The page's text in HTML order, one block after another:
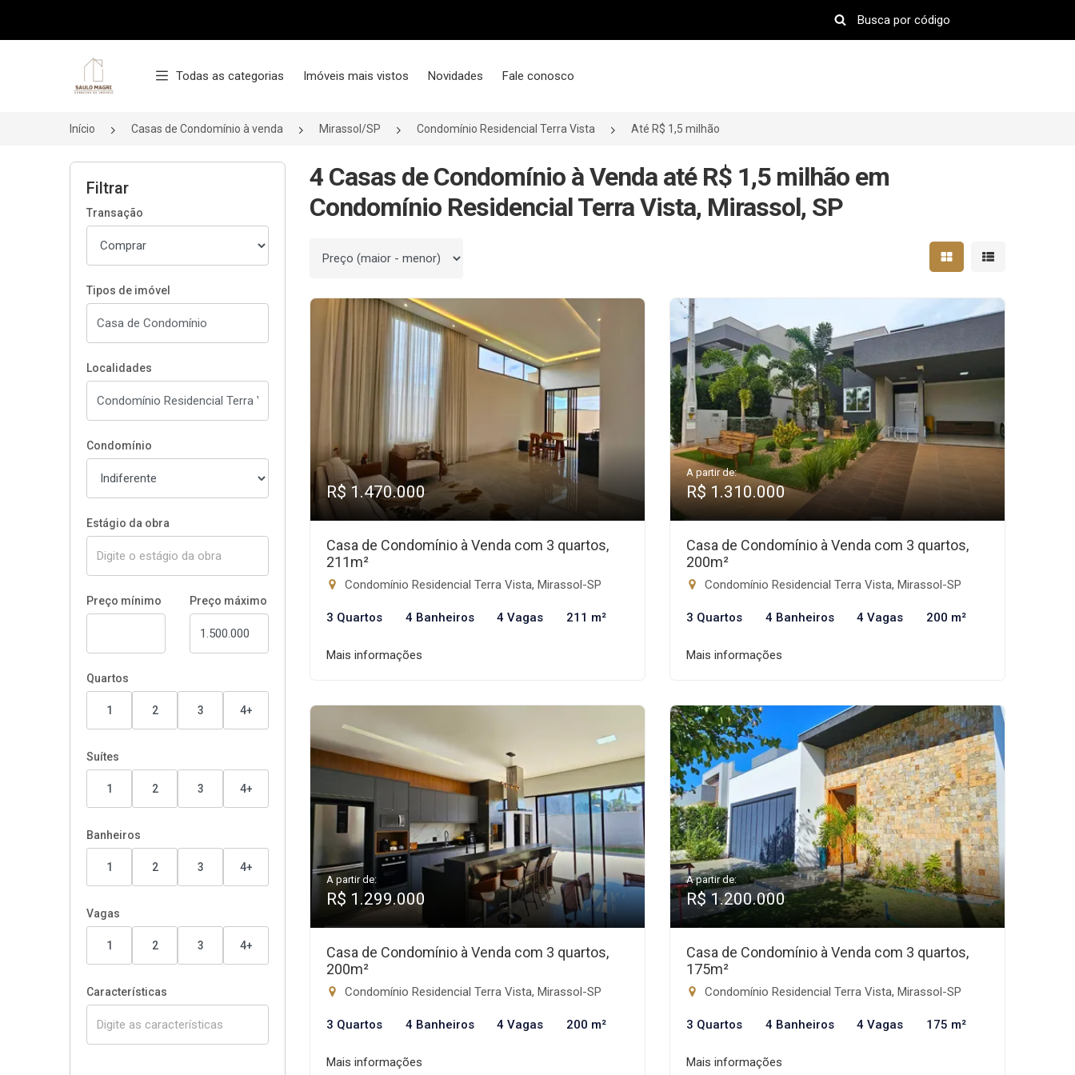
Página inicial
Todas as categorias Imóveis mais vistos Novidades Fale conosco
Início Casas de Condomínio à venda Mirassol/SP Condomínio Residencial Terra Vista Até R$ 1,5 milhão
Filtrar
Transação
Tipos de imóvel
Localidades
Condomínio
Estágio da obra
Preço mínimo Preço máximo
Quartos
1 2 3 4+
Suítes
1 2 3 4+
Banheiros
1 2 3 4+
Vagas
1 2 3 4+
Características
4 Casas de Condomínio à Venda até R$ 1,5 milhão em
Condomínio Residencial Terra Vista, Mirassol, SP
Ordenar por Mostrar resultados em
Mostrar
R$ 1.470.000
Casa de Condomínio à Venda com 3 quartos,
211m²
Condomínio Residencial Terra Vista, Mirassol-SP
3 Quartos 4 Banheiros 4 Vagas 211 m²
Mais informações
A partir de:
R$ 1.310.000
Casa de Condomínio à Venda com 3 quartos,
200m²
Condomínio Residencial Terra Vista, Mirassol-SP
3 Quartos 4 Banheiros 4 Vagas 200 m²
Mais informações
A partir de:
R$ 1.299.000
Casa de Condomínio à Venda com 3 quartos,
200m²
Condomínio Residencial Terra Vista, Mirassol-SP
3 Quartos 4 Banheiros 4 Vagas 200 m²
Mais informações
A partir de:
R$ 1.200.000
Casa de Condomínio à Venda com 3 quartos,
175m²
Condomínio Residencial Terra Vista, Mirassol-SP
3 Quartos 4 Banheiros 4 Vagas 175 m²
Mais informações